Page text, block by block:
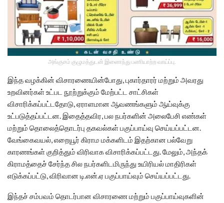
அங்குசம் குழுமத்துடன் இணைந்து பணியாற்ற வாய்ப்பு.
இந்த வழக்கின் விசாரணையின்போது, புகார்தாரர் மற்றும் அவரது
உறவினர்கள் உட்பட நூற்றுக்கும் மேற்பட்ட சாட்சிகள்
விசாரிக்கப்பட்டதோடு, ஏராளமான ஆவணங்களும் ஆய்வுக்கு
உட்படுத்தப்பட்டன. இதைத்தவிர, பல நபர்களின் அலைபேசி எண்கள்
மற்றும் தொலைத்தொடர்பு தகவல்கள் பகுப்பாய்வு செய்யப்பட்டன.
வேங்கைவயல், எறையூர் கிராம மக்களிடம் இதற்கான பல்வேறு
காரணங்கள் குறித்தும் விரிவாக விசாரிக்கப்பட்டது. மேலும், அந்தக்
கிராமத்தைச் சேர்ந்த சில நபர்களிடமிருந்து உயிரியல் மாதிரிகள்
எடுக்கப்பட்டு, விரிவான டி.என்.ஏ பகுப்பாய்வும் செய்யப்பட்டது.
இந்தச் சம்பவம் தொடர்பான விசாரணை மற்றும் பகுப்பாய்வுகளின்